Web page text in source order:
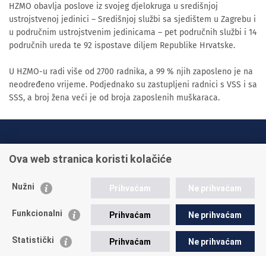
HZMO obavlja poslove iz svojeg djelokruga u središnjoj
ustrojstvenoj jedinici – Središnjoj službi sa sjedištem u Zagrebu i
u područnim ustrojstvenim jedinicama – pet područnih službi i 14
područnih ureda te 92 ispostave diljem Republike Hrvatske.
U HZMO-u radi više od 2700 radnika, a 99 % njih zaposleno je na
neodređeno vrijeme. Podjednako su zastupljeni radnici s VSS i sa
SSS, a broj žena veći je od broja zaposlenih muškaraca.
+385 1 45 95 011
Postavite pitanje
Ova web stranica koristi kolačiće
Nužni Prihvaćam Ne prihvaćam
Funkcionalni Prihvaćam Ne prihvaćam
Statistički Prihvaćam Ne prihvaćam